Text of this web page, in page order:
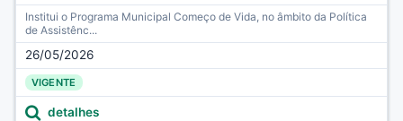
Institui o Programa Municipal Começo de Vida, no âmbito da Política
de Assistênc...
26/05/2026
VIGENTE
detalhes